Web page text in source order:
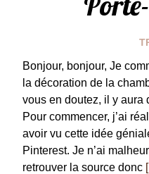
Bonjour, bonjour, Je
la décoration de la
vous en doutez, il y aura
Pour commencer, j’ai
avoir vu cette idée
Pinterest. Je n’ai
retrouver la source donc